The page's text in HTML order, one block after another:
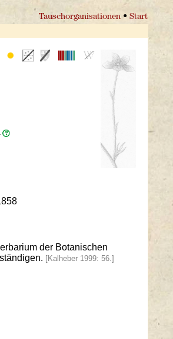
Tauschorganisationen • Start
der Botanischen
[Kalheber 1999: 56.]